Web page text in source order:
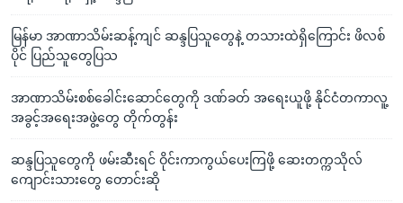
မြန်မာ အာဏာသိမ်းဆန့်ကျင် ဆန္ဒပြသူတွေနဲ့ တသားထဲရှိကြောင်း ဖိလစ်
ပိုင် ပြည်သူတွေပြသ
အာဏာသိမ်းစစ်ခေါင်းဆောင်တွေကို ဒဏ်ခတ် အရေးယူဖို့ နိုင်ငံတကာလူ့
အခွင့်အရေးအဖွဲ့တွေ တိုက်တွန်း
ဆန္ဒပြသူတွေကို ဖမ်းဆီးရင် ဝိုင်းကာကွယ်ပေးကြဖို့ ဆေးတက္ကသိုလ်
ကျောင်းသားတွေ တောင်းဆို